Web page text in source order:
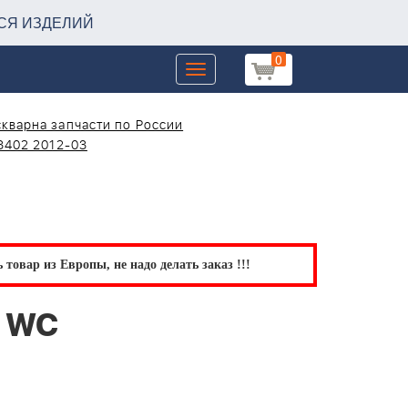
ИЗДЕЛИЙ
0
Toggle
navigation
запчасти по России
2012-03
из Европы, не надо делать заказ !!!